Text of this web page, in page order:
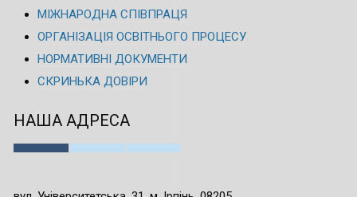
МІЖНАРОДНА СПІВПРАЦЯ
ОРГАНІЗАЦІЯ ОСВІТНЬОГО ПРОЦЕСУ
НОРМАТИВНІ ДОКУМЕНТИ
СКРИНЬКА ДОВІРИ
НАША АДРЕСА